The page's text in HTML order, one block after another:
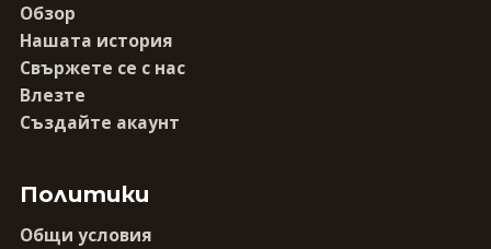
Обзор
Нашата история
Свържете се с нас
Влезте
Създайте акаунт
Политики
Общи условия